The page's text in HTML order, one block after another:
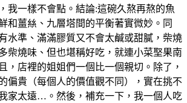
我一樣不會點。結論:這碗久熬再熬的魚
和薑𢇃、九層塔間的平衡著實微妙。同
水準、滿滿膠質又不會太鹹或甜膩，柴燒
柴燒味、但也堪稱好吃，就連小菜埾果南
，店裡的姐姐們一個比一個親切。除了，
偏貴（每個人的價值觀不同），實在挑不
家太遠…。然後，補充一下，我一個人吃